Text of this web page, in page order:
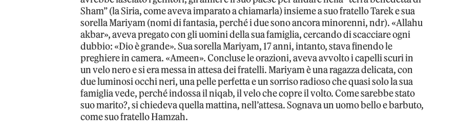
Sham” (la Siria, come aveva imparato a chiamarla) insieme a suo fratello Tarek e sua
sorella Mariyam (nomi di fantasia, perché i due sono ancora minorenni, ndr). «Allahu
akbar», aveva pregato con gli uomini della sua famiglia, cercando di scacciare ogni
dubbio: «Dio è grande». Sua sorella Mariyam, 17 anni, intanto, stava finendo le
preghiere in camera. «Ameen». Concluse le orazioni, aveva avvolto i capelli scuri in
un velo nero e si era messa in attesa dei fratelli. Mariyam è una ragazza delicata, con
due luminosi occhi neri, una pelle perfetta e un sorriso radioso che quasi solo la sua
famiglia vede, perché indossa il niqab, il velo che copre il volto. Come sarebbe stato
suo marito?, si chiedeva quella mattina, nell’attesa. Sognava un uomo bello e barbuto,
come suo fratello Hamzah.